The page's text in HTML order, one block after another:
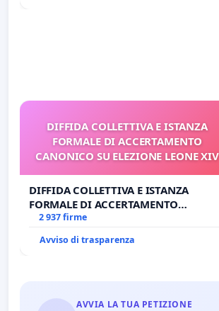
DIFFIDA COLLETTIVA E ISTANZA
FORMALE DI ACCERTAMENTO
CANONICO SU ELEZIONE LEONE XIV
DIFFIDA COLLETTIVA E ISTANZA
FORMALE DI ACCERTAMENTO
CANONICO SU ELEZIONE LEONE XIV
2 937 firme
Avviso di trasparenza
AVVIA LA TUA PETIZIONE